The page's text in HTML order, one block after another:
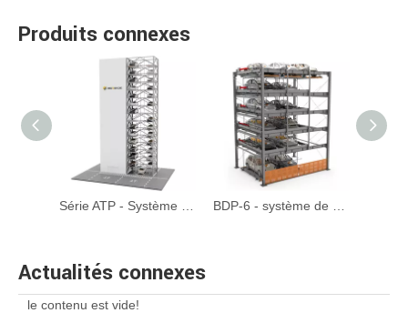
Produits connexes
Actualités connexes
le contenu est vide!